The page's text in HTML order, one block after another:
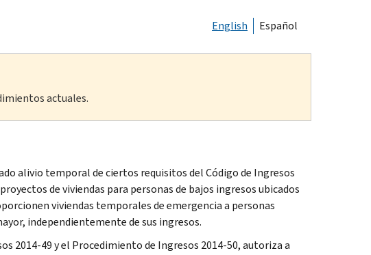
English Español
actuales.
alivio temporal de ciertos requisitos del Código de Ingresos
de viviendas para personas de bajos ingresos ubicados
viviendas temporales de emergencia a personas
independientemente de sus ingresos.
2014-49 y el Procedimiento de Ingresos 2014-50, autoriza a